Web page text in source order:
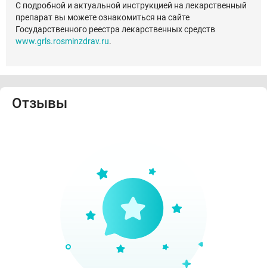
С подробной и актуальной инструкцией на лекарственный
препарат вы можете ознакомиться на сайте
Государственного реестра лекарственных средств
www.grls.rosminzdrav.ru.
Отзывы